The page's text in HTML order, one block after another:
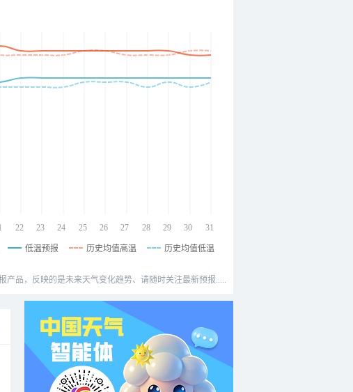
22 23 24 25 26 27 28 29 30 31
低温预报 历史均值高温 历史均值低温
产品，反映的是未来天气变化趋势、请随时关注最新预报.....